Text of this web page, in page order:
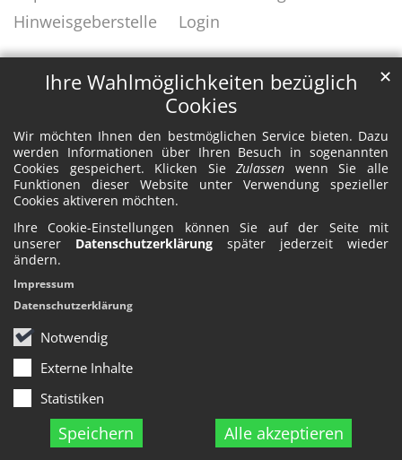
Ihre Wahlmöglichkeiten bezüglich
Cookies
Wir möchten Ihnen den bestmöglichen Service bieten. Dazu
werden Informationen über Ihren Besuch in sogenannten
Cookies gespeichert. Klicken SieZulassen wenn Sie alle
Funktionen dieser Website unter Verwendung spezieller
Cookies aktiveren möchten.
Ihre Cookie-Einstellungen können Sie auf der Seite mit
unserer Datenschutzerklärung später jederzeit wieder
ändern.
Notwendig
Externe Inhalte
Statistiken
Speichern Alle akzeptieren
✕
Impressum
Datenschutzerklärung
Hinweisgeberstelle
Login